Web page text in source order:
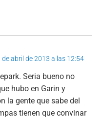
de abril de 2013 a las 12:54
Seria bueno no
hubo en Garin y
la gente que sabe del
tienen que convinar